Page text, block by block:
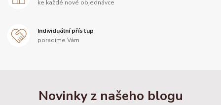
ke každé nové objednávce
Individuální přístup
poradíme Vám
Novinky z našeho blogu